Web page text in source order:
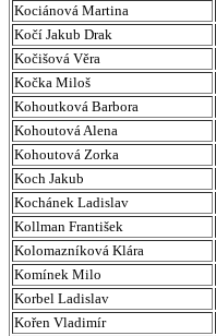
Kociánová Martina
Kočí Jakub Drak
Kočišová Věra
Kočka Miloš
Kohoutková Barbora
Kohoutová Alena
Kohoutová Zorka
Koch Jakub
Kochánek Ladislav
Kollman František
Kolomazníková Klára
Komínek Milo
Korbel Ladislav
Kořen Vladimír